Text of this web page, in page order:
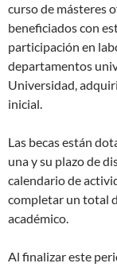
curso de másteres
beneficiados con
participación en
departamentos
Universidad,
inicial.
Las becas están
una y su plazo de
calendario de
completar un total
académico.
Al finalizar este